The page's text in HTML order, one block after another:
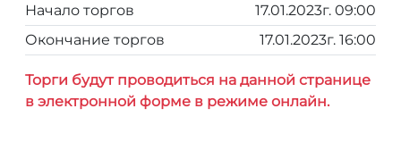
Начало торгов
17.01.2023г. 09:00
Окончание торгов
17.01.2023г. 16:00
Торги будут проводиться на данной странице
в электронной форме в режиме онлайн.